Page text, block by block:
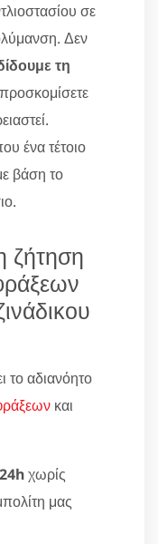
σε
Δεν
τη
ένα τέτοιο
βάση το
ζήτηση
το αδιανόητο
και
24hχωρίς
μας